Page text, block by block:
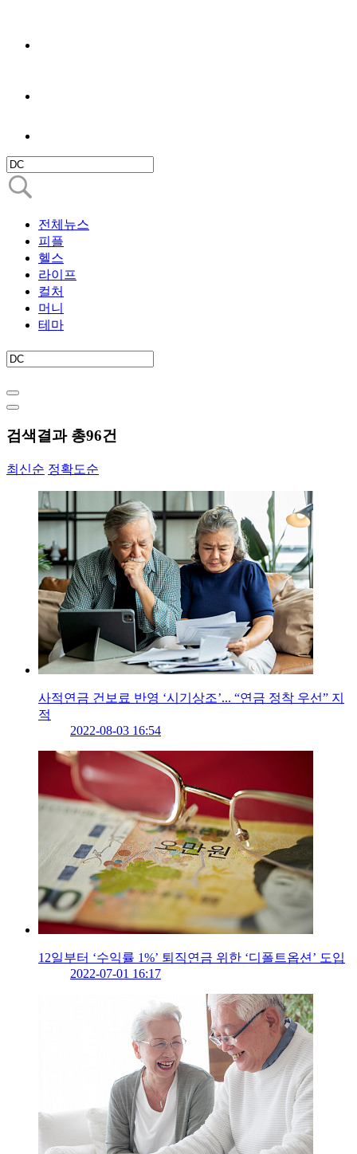
전체뉴스
피플
헬스
라이프
컬처
머니
테마
검색결과 총96건
최신순 정확도순
사적연금 건보료 반영 ‘시기상조’... “연금 정착 우선” 지
적
2022-08-03 16:54
12일부터 ‘수익률 1%’ 퇴직연금 위한 ‘디폴트옵션’ 도입
2022-07-01 16:17